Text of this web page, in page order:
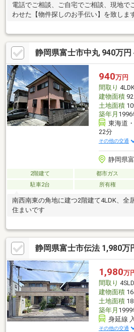
電話でご相談、ご自宅でご相談、現地で
わせた【物件探しのお手伝い】を致しま
静岡県富士市中丸 940万円
940万円
間取り
建物面積
土地面積
築年月
東海道
22分
その他の交通
静岡県
2階建て 都市ガス
駐車2台
所有権
南西南東の角地に建つ2階建て4LDK、全
住まいです
静岡県富士市伝法 1,980万
1,980万
間取り
建物面積
土地面積
築年月
身延線
その他の交通